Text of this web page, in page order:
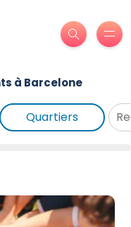
à Barcelone
Quartiers